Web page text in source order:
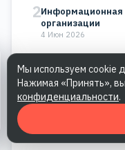
2Информационная
организации
4 Июн 2026
3
систему,
4 Июн 2026
4
4 Июн 2026
Мы используем cookie
Нажимая «Принять»,
конфиденциальности.